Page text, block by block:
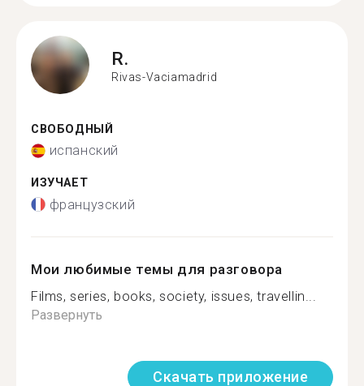
R.
Rivas-Vaciamadrid
СВОБОДНЫЙ
испанский
ИЗУЧАЕТ
французский
Мои любимые темы для разговора
Films, series, books, society, issues, travellin...
Развернуть
Скачать приложение